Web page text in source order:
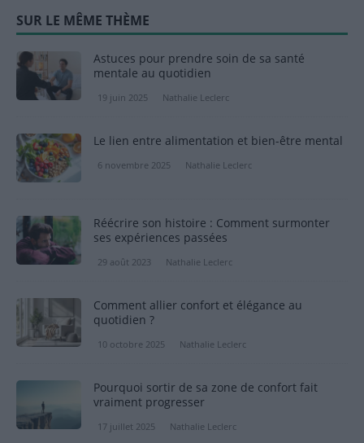
SUR LE MÊME THÈME
Astuces pour prendre soin de sa santé
mentale au quotidien
19 juin 2025 Nathalie Leclerc
Le lien entre alimentation et bien-être mental
6 novembre 2025 Nathalie Leclerc
Réécrire son histoire : Comment surmonter
ses expériences passées
29 août 2023 Nathalie Leclerc
Comment allier confort et élégance au
quotidien ?
10 octobre 2025 Nathalie Leclerc
Pourquoi sortir de sa zone de confort fait
vraiment progresser
17 juillet 2025 Nathalie Leclerc